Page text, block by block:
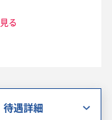
る
待遇詳細